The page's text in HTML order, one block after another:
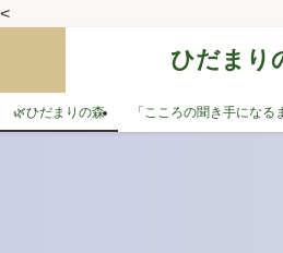
<
ひだまり
🌿ひだまりの森 「こころの聞き手になる